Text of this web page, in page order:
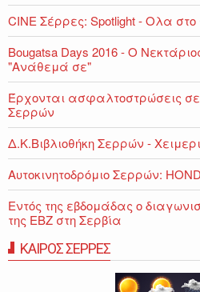
CINE Σέρρες: Spotlight - Ολα στο
Bougatsa Days 2016 - Ο
"Ανάθεμά σε"
Έρχονται ασφαλτοστρώσεις σε
Σερρών
Δ.Κ.Βιβλιοθήκη Σερρών -
Αυτοκινητοδρόμιο Σερρών:
Εντός της εβδομάδας ο
της ΕΒΖ στη Σερβία
ΚΑΙΡΟΣ ΣΕΡΡΕΣ